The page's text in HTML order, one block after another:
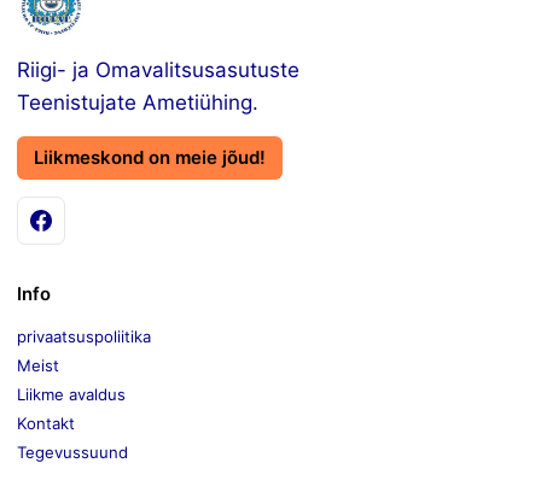
Riigi- ja Omavalitsusasutuste
Teenistujate Ametiühing.
Liikmeskond on meie jõud!
Info
privaatsuspoliitika
Meist
Liikme avaldus
Kontakt
Tegevussuund